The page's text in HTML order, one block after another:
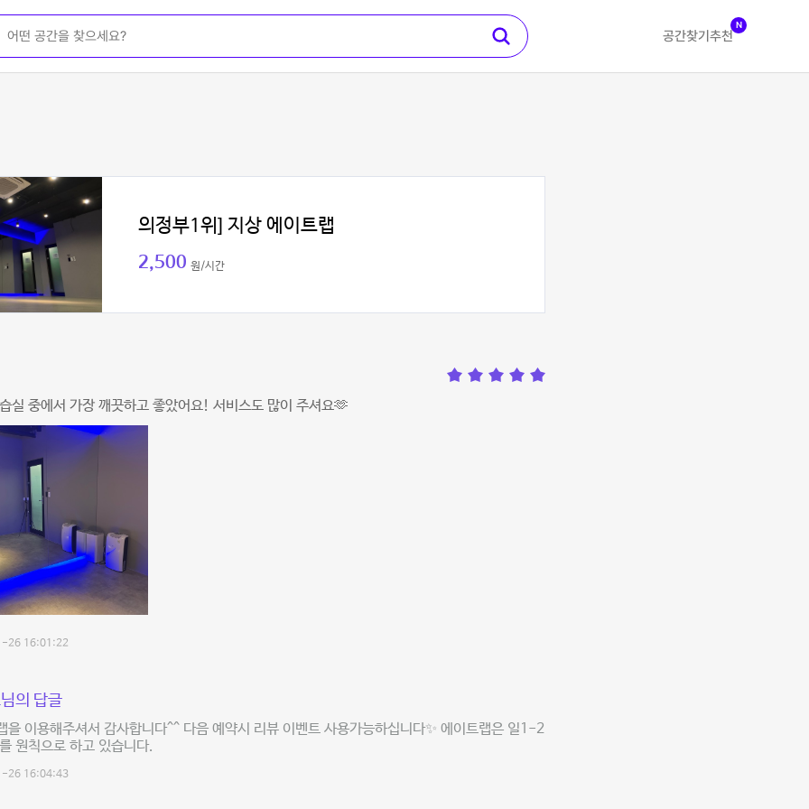
공간찾기 추천
N
의정부1위] 지상 에이트랩
2,500 원/시간
실 중에서 가장 깨끗하고 좋았어요! 서비스도 많이 주셔요🫶
26 16:01:22
의 답글
을 이용해주셔서 감사합니다^^ 다음 예약시 리뷰 이벤트 사용가능하십니다✨ 에이트랩은 일1-2
원칙으로 하고 있습니다.
26 16:04:43